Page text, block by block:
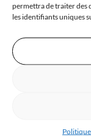
permettra de traiter des
les identifiants uniques
J'accepte